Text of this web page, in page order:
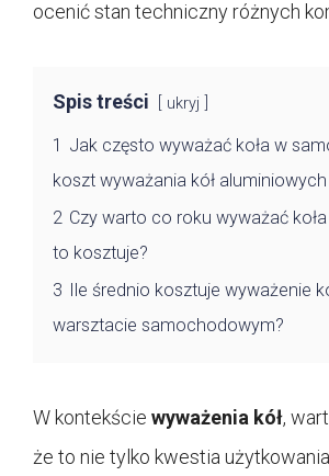
ocenić stan techniczny różnych
Spis treści ukryj
1 Jak często wyważać koła w
koszt wyważania kół aluminiowych
2 Czy warto co roku wyważać
to kosztuje?
3 Ile średnio kosztuje wyważenie
warsztacie samochodowym?
W kontekście wyważenia kół,
że to nie tylko kwestia